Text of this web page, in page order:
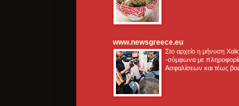
www.newsgreece.eu
Στο αρχείο η μήνυση
-σύμφωνα με
Ασφαλίσεων και τέως